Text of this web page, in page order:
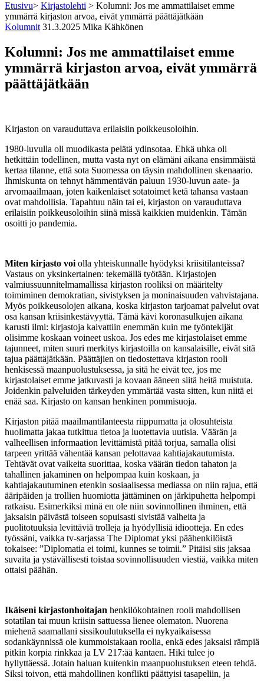
Etusivu> Kirjastolehti > Kolumni: Jos me ammattilaiset emme
ymmärrä kirjaston arvoa, eivät ymmärrä päättäjätkään
Kolumnit 31.3.2025 Mika Kähkönen
Kolumni: Jos me ammattilaiset emme
ymmärrä kirjaston arvoa, eivät ymmärrä
päättäjätkään
Kirjaston on varauduttava erilaisiin poikkeusoloihin.
1980-luvulla oli muodikasta pelätä ydinsotaa. Ehkä uhka oli
hetkittäin todellinen, mutta vasta nyt on elämäni aikana ensimmäistä
kertaa tilanne, että sota Suomessa on täysin mahdollinen skenaario.
Ihmiskunta on tehnyt hämmentävän paluun 1930-luvun aate- ja
arvomaailmaan, joten kaikenlaiset sotatoimet ketä tahansa vastaan
ovat mahdollisia. Tapahtuu näin tai ei, kirjaston on varauduttava
erilaisiin poikkeusoloihin siinä missä kaikkien muidenkin. Tämän
osoitti jo pandemia.
Miten kirjasto voi olla yhteiskunnalle hyödyksi kriisitilanteissa?
Vastaus on yksinkertainen: tekemällä työtään. Kirjastojen
valmiussuunnitelmamallissa kirjaston rooliksi on määritelty
toimiminen demokratian, sivistyksen ja moninaisuuden vahvistajana.
Myös poikkeusolojen aikana, koska kirjaston tarjoamat palvelut ovat
osa kansan kriisinkestävyyttä. Tämä kävi koronasulkujen aikana
karusti ilmi: kirjastoja kaivattiin enemmän kuin me työntekijät
olisimme koskaan voineet uskoa. Jos edes me kirjastolaiset emme
tajunneet, miten suuri merkitys kirjastoilla on kansalaisille, eivät sitä
tajua päättäjätkään. Päättäjien on tiedostettava kirjaston rooli
henkisessä maanpuolustuksessa, ja sitä he eivät tee, jos me
kirjastolaiset emme jatkuvasti ja kovaan ääneen siitä heitä muistuta.
Joidenkin palveluiden tärkeyden ymmärtää vasta sitten, kun niitä ei
enää saa. Kirjasto on kansan henkinen pommisuoja.
Kirjaston pitää maailmantilanteesta riippumatta ja olosuhteista
huolimatta jakaa tutkittua tietoa ja luotettavia uutisia. Väärän ja
valheellisen informaation levittämistä pitää torjua, samalla olisi
tarpeen yrittää vähentää kansan pelottavaa kahtiajakautumista.
Tehtävät ovat vaikeita suorittaa, koska väärän tiedon tahaton ja
tahallinen jakaminen on helpompaa kuin koskaan, ja
kahtiajakautuminen etenkin sosiaalisessa mediassa on niin rajua, että
ääripäiden ja trollien huomiotta jättäminen on järkipuhetta helpompi
ratkaisu. Esimerkiksi minä en ole niin sovinnollinen ihminen, että
jaksaisin päivästä toiseen sopuisasti sivistää valheita ja
puolitotuuksia levittäviä trolleja ja hyödyllisiä idiootteja. En edes
työssäni, vaikka tv-sarjassa The Diplomat yksi päähenkilöistä
tokaisee: ”Diplomatia ei toimi, kunnes se toimii.” Pitäisi siis jaksaa
suvaita ja ystävällisesti toistaa sovinnollisuuden viestiä, vaikka miten
ottaisi päähän.
Ikäiseni kirjastonhoitajan henkilökohtainen rooli mahdollisen
sotatilan tai muun kriisin sattuessa lienee olematon. Nuorena
miehenä saamallani sissikoulutuksella ei nykyaikaisessa
sodankäynnissä ole kummoistakaan roolia, enkä edes jaksaisi rämpiä
pitkin korpia rinkkaa ja LV 217:ää kantaen. Hiki tulee jo
hyllyttäessä. Jotain haluan kuitenkin maanpuolustuksen eteen tehdä.
Siksi toivon, että mahdollinen konflikti päättyisi tasapeliin, ja